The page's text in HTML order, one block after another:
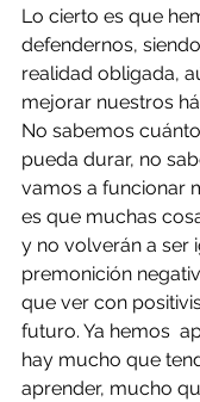
Lo cierto es que
defendernos,
realidad obligada,
mejorar nuestros
No sabemos
pueda durar, no
vamos a funcionar
es que muchas
y no volverán a ser
premonición
que ver con
futuro. Ya hemos
hay mucho que
aprender, mucho